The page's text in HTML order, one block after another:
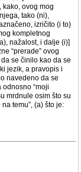
kako, ovog mog
tako (ni),
izričito (i to)
kompletnog
nažalost, i dalje (i)]
“prerade” ovog
se činilo kao da se
jezik, a pravopis i
navedeno da se
odnosno “moji
mrdnule osim što su
temu”, (a) što je: